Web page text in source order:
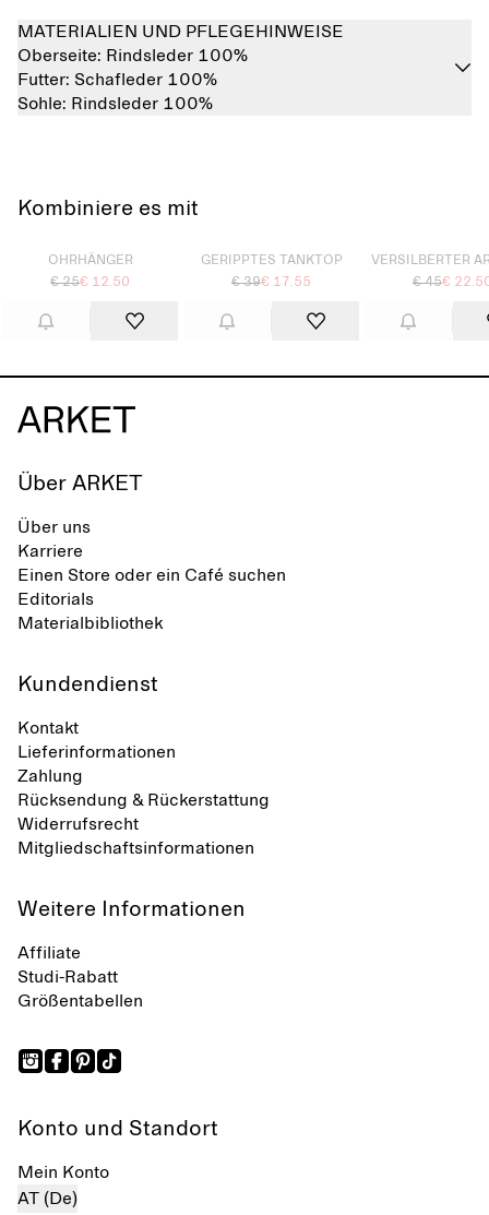
MATERIALIEN UND PFLEGEHINWEISE
Oberseite: Rindsleder 100%
Futter: Schafleder 100%
Sohle: Rindsleder 100%
Kombiniere es mit
OHRHÄNGER
€ 25€ 12.50
GERIPPTES TANKTOP
€ 39€ 17.55
VERSILBERTER
€ 45€
Über ARKET
Über uns
Karriere
Einen Store oder ein Café suchen
Editorials
Materialbibliothek
Kundendienst
Kontakt
Lieferinformationen
Zahlung
Rücksendung & Rückerstattung
Widerrufsrecht
Mitgliedschaftsinformationen
Weitere Informationen
Affiliate
Studi-Rabatt
Größentabellen
Konto und Standort
Mein Konto
AT (De)